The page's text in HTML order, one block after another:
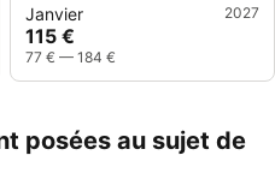
Janvier 2027
115 €
77 € — 184 €
posées au sujet de